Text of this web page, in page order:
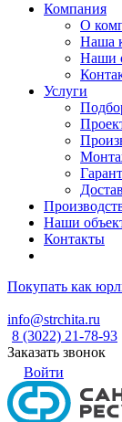
Компания
О
Наша
Наши
Услуги
Наши
Контакты
Покупать как
info@strchita.ru
8 (3022) 21-78-93
Заказать звонок
Войти